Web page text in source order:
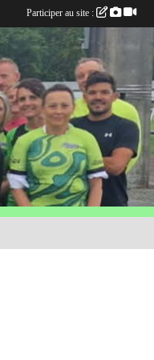
Participer au site :